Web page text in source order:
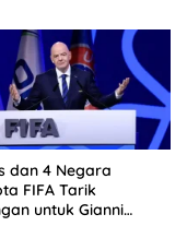
dan 4 Negara
FIFA Tarik
untuk Gianni